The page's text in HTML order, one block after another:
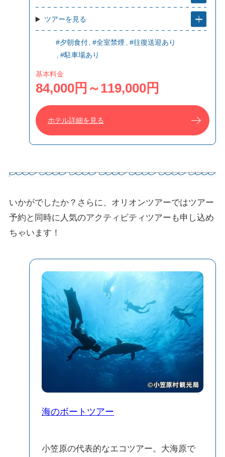
ツアーを見る
#夕朝食付 #全室禁煙
#往復送迎あり
#駐車場あり
基本料金
84,000円～119,000円
ホテル詳細を見る
いかがでしたか？さらに、オリオンツアーではツアー
予約と同時に人気のアクティビティツアーも申し込め
ちゃいます！
海のボートツアー
小笠原の代表的なエコツアー。大海原で